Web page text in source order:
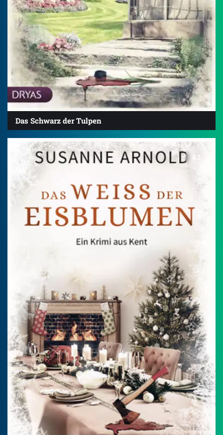
Das Schwarz der Tulpen
4.2